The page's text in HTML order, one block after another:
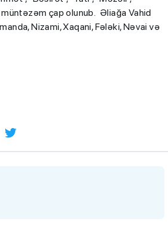
müntəzəm çap olunub. Əliağa Vahid
Nizami, Xaqani, Fələki, Nəvai və